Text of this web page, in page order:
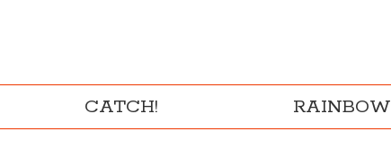
CATCH! RAINBOW